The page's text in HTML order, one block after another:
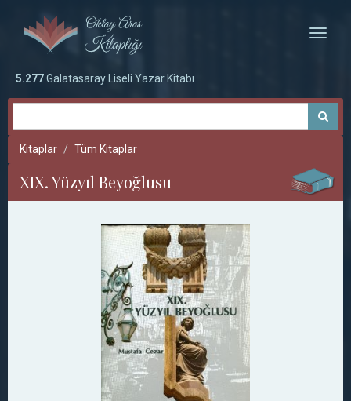
Toggle
5.277Galatasaray Liseli Yazar Kitabı
Kitaplar Tüm Kitaplar
XIX. Yüzyıl Beyoğlusu